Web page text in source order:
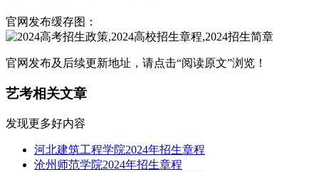
官网发布缓存图：
官网发布及后续更新地址，请点击“阅读原文”浏览！
艺考相关文章
发现更多好内容
河北建筑工程学院2024年招生章程
沧州师范学院2024年招生章程